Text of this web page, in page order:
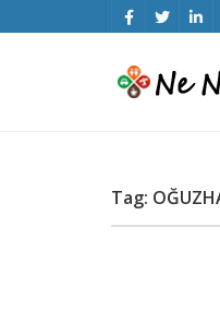
Tag: